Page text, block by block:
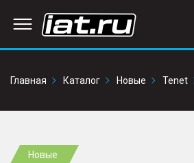
Главная
Каталог Новые Tenet
Новые